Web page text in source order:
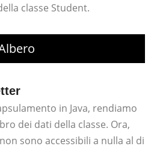
classe Student.
in Java, rendiamo
dei dati della classe. Ora,
sono accessibili a nulla al di